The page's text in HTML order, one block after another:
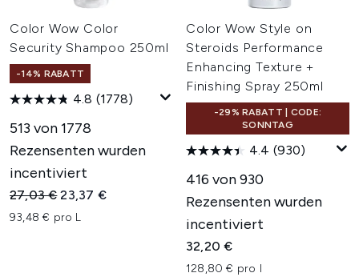
Color Wow Color
Security Shampoo 250ml
-14% RABATT
4.8 (1778)
513 von 1778
Rezensenten wurden
incentiviert
Unverbindliche Preisempfehlung:
27,03 €Aktueller Preis:
23,37 €
93,48 € pro L
Color Wow Style on
Steroids Performance
Enhancing Texture +
Finishing Spray 250ml
-29% RABATT | CODE:
SONNTAG
4.4 (930)
416 von 930
Rezensenten wurden
incentiviert
32,20 €
128,80 € pro l